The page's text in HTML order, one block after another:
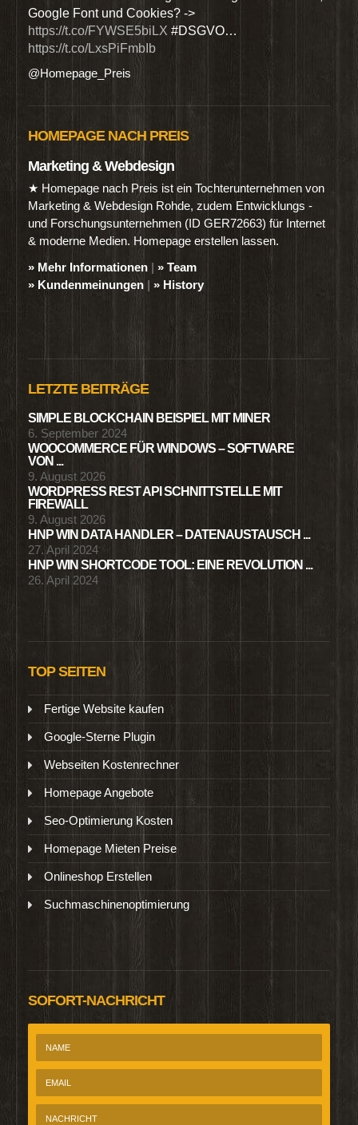
Google Font und Cookies? ->
https://t.co/FYWSE5biLX #DSGVO…
https://t.co/LxsPiFmbIb
@Homepage_Preis
HOMEPAGE NACH PREIS
Marketing & Webdesign
★ Homepage nach Preis ist ein Tochterunternehmen von
Marketing & Webdesign Rohde, zudem Entwicklungs -
und Forschungsunternehmen (ID GER72663) für Internet
& moderne Medien. Homepage erstellen lassen.
» Mehr Informationen | » Team
» Kundenmeinungen | » History
LETZTE BEITRÄGE
SIMPLE BLOCKCHAIN BEISPIEL MIT MINER
6. September 2024
WOOCOMMERCE FÜR WINDOWS – SOFTWARE
VON ...
9. August 2026
WORDPRESS REST API SCHNITTSTELLE MIT
FIREWALL
9. August 2026
HNP WIN DATA HANDLER – DATENAUSTAUSCH ...
27. April 2024
HNP WIN SHORTCODE TOOL: EINE REVOLUTION ...
26. April 2024
TOP SEITEN
Fertige Website kaufen
Google-Sterne Plugin
Webseiten Kostenrechner
Homepage Angebote
Seo-Optimierung Kosten
Homepage Mieten Preise
Onlineshop Erstellen
Suchmaschinenoptimierung
SOFORT-NACHRICHT